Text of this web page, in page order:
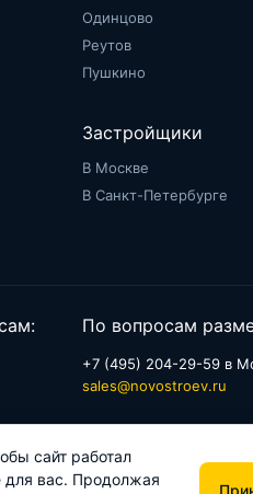
Одинцово
Реутов
Пушкино
Застройщики
В Москве
В Санкт-Петербурге
По вопросам
+7 (495) 204-29-59 в
sales@novostroev.ru
Политика обработки
сайт работал
для вас. Продолжая